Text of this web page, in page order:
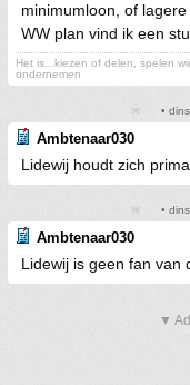
minimumloon, of
WW plan vind ik een
Het is...kiezen of delen, spelen
ondernemen
•
Ambtenaar030
Lidewij houdt zich
•
Ambtenaar030
Lidewij is geen fan van
▼